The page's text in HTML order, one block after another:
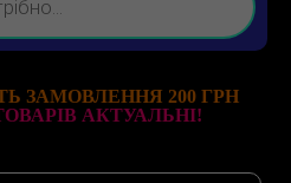
ЗАМОВЛЕННЯ 200 ГРН
АКТУАЛЬНІ!